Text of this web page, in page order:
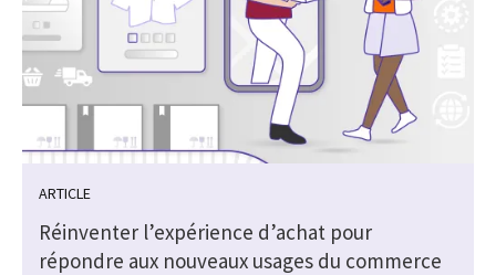
ARTICLE
Réinventer l’expérience d’achat pour
répondre aux nouveaux usages du commerce